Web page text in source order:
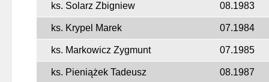
ks. Solarz Zbigniew 08.1983
ks. Krypel Marek 07.1984
ks. Markowicz Zygmunt 07.1985
ks. Pieniążek Tadeusz 08.1987